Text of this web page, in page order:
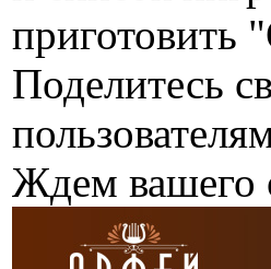
Поделитесь
Ждем вашего